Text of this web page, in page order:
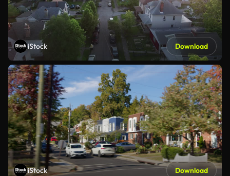
iStock Download
iStock Download